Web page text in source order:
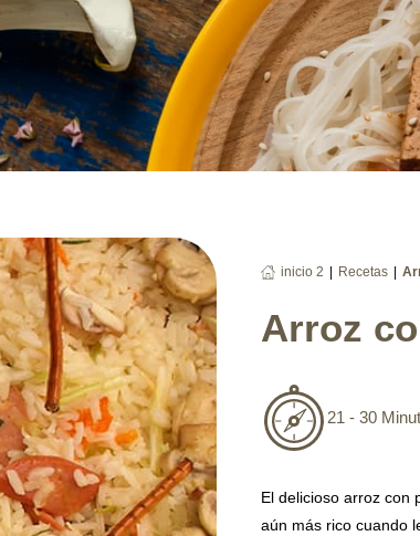
inicio 2 Recetas
Arroz
21 - 30
El delicioso arroz con
aún más rico cuando